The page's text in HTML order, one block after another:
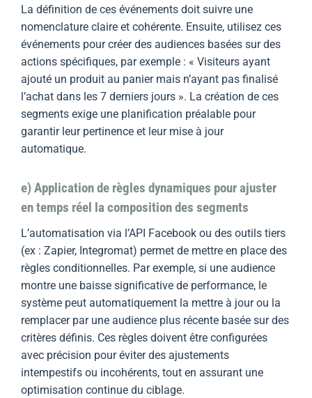
La définition de ces événements doit suivre une
nomenclature claire et cohérente. Ensuite, utilisez ces
événements pour créer des audiences basées sur des
actions spécifiques, par exemple : « Visiteurs ayant
ajouté un produit au panier mais n’ayant pas finalisé
l’achat dans les 7 derniers jours ». La création de ces
segments exige une planification préalable pour
garantir leur pertinence et leur mise à jour
automatique.
e) Application de règles dynamiques pour ajuster
en temps réel la composition des segments
L’automatisation via l’API Facebook ou des outils tiers
(ex : Zapier, Integromat) permet de mettre en place des
règles conditionnelles. Par exemple, si une audience
montre une baisse significative de performance, le
système peut automatiquement la mettre à jour ou la
remplacer par une audience plus récente basée sur des
critères définis. Ces règles doivent être configurées
avec précision pour éviter des ajustements
intempestifs ou incohérents, tout en assurant une
optimisation continue du ciblage.